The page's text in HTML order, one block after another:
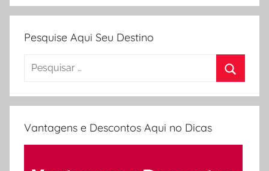
Pesquise Aqui Seu Destino
Pesquisar
Vantagens e Descontos Aqui no Dicas